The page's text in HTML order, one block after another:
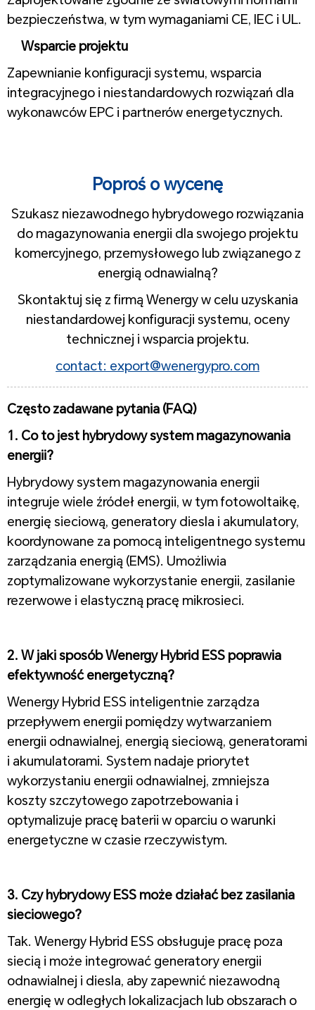
bezpieczeństwa, w tym wymaganiami CE, IEC i UL.
Wsparcie projektu
Zapewnianie konfiguracji systemu, wsparcia
integracyjnego i niestandardowych rozwiązań dla
wykonawców EPC i partnerów energetycznych.
Poproś o wycenę
Szukasz niezawodnego hybrydowego rozwiązania
do magazynowania energii dla swojego projektu
komercyjnego, przemysłowego lub związanego z
energią odnawialną?
Skontaktuj się z firmą Wenergy w celu uzyskania
niestandardowej konfiguracji systemu, oceny
technicznej i wsparcia projektu.
contact: export@wenergypro.com
Często zadawane pytania (FAQ)
1. Co to jest hybrydowy system magazynowania
energii?
Hybrydowy system magazynowania energii
integruje wiele źródeł energii, w tym fotowoltaikę,
energię sieciową, generatory diesla i akumulatory,
koordynowane za pomocą inteligentnego systemu
zarządzania energią (EMS). Umożliwia
zoptymalizowane wykorzystanie energii, zasilanie
rezerwowe i elastyczną pracę mikrosieci.
2. W jaki sposób Wenergy Hybrid ESS poprawia
efektywność energetyczną?
Wenergy Hybrid ESS inteligentnie zarządza
przepływem energii pomiędzy wytwarzaniem
energii odnawialnej, energią sieciową, generatorami
i akumulatorami. System nadaje priorytet
wykorzystaniu energii odnawialnej, zmniejsza
koszty szczytowego zapotrzebowania i
optymalizuje pracę baterii w oparciu o warunki
energetyczne w czasie rzeczywistym.
3. Czy hybrydowy ESS może działać bez zasilania
sieciowego?
Tak. Wenergy Hybrid ESS obsługuje pracę poza
siecią i może integrować generatory energii
odnawialnej i diesla, aby zapewnić niezawodną
energię w odległych lokalizacjach lub obszarach o